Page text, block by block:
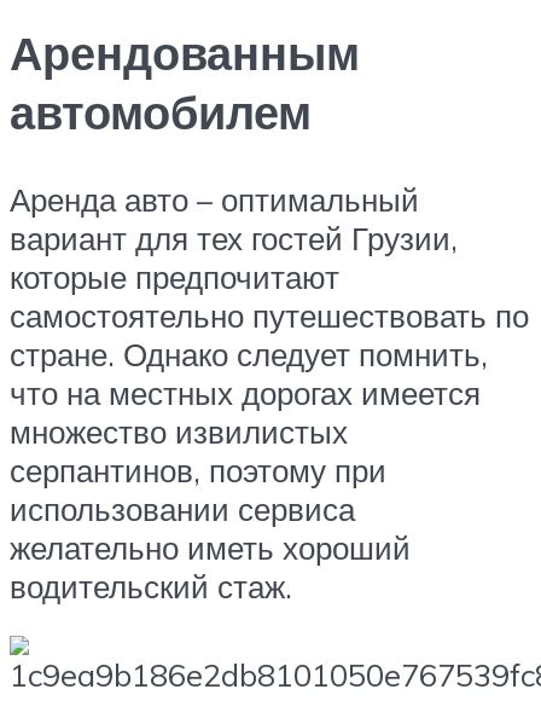
Арендованным
автомобилем
Аренда авто – оптимальный
вариант для тех гостей Грузии,
которые предпочитают
самостоятельно путешествовать по
стране. Однако следует помнить,
что на местных дорогах имеется
множество извилистых
серпантинов, поэтому при
использовании сервиса
желательно иметь хороший
водительский стаж.